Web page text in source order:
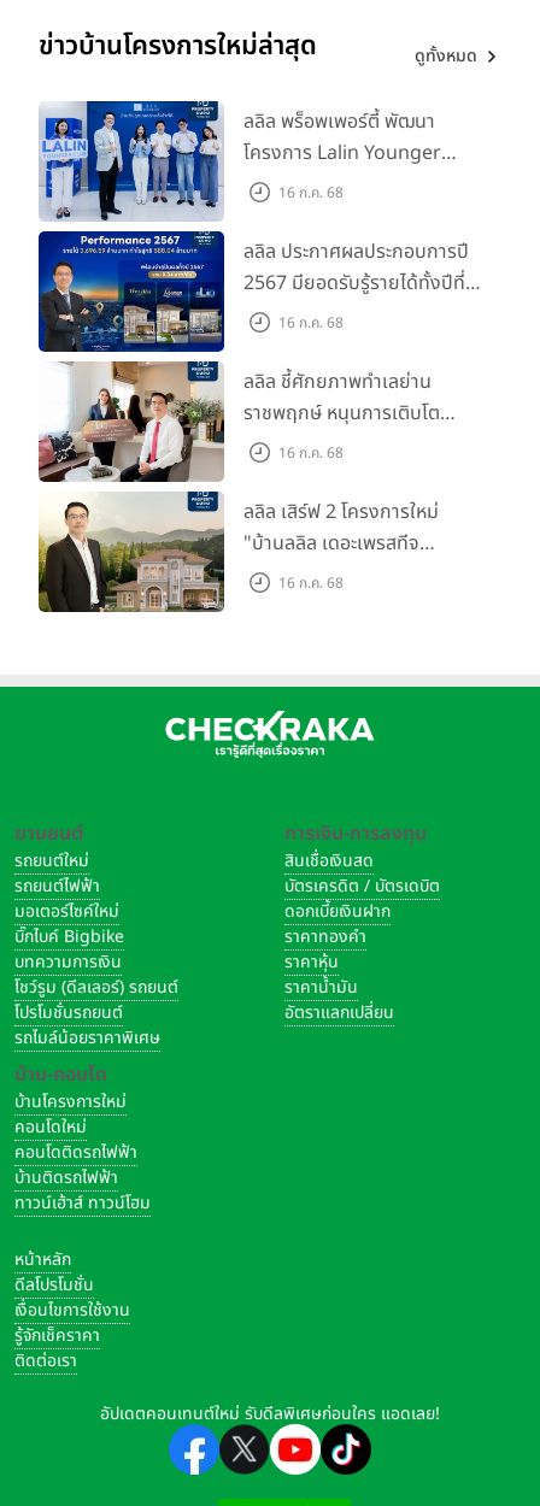
ข่าวบ้านโครงการใหม่ล่าสุด ดูทั้งหมด
ลลิล พร็อพเพอร์ตี้ พัฒนา
โครงการ Lalin Younger
Club ส่งเสริมผู้นำรุ่นใหม่
16 ก.ค. 68
ลลิล ประกาศผลประกอบการปี
2567 มียอดรับรู้รายได้ทั้งปีที่
3,696.59 ล้านบาท กำไรสุทธิ
ปันผลทั้งปี 2567 รวม 0.34
บาท/หุ้น
16 ก.ค. 68
ลลิล ชี้ศักยภาพทำเลย่าน
ราชพฤกษ์ หนุนการเติบโต
ตลาดที่อยู่อาศัย พร้อมเปิดตัว
ราชพฤกษ์-345" มูลค่า 600
ลบ.
16 ก.ค. 68
ลลิล เสิร์ฟ 2 โครงการใหม่
"บ้านลลิล เดอะเพรสทีจ
ราชบุรี" และ "ไลโอ ราชบุรี"
16 ก.ค. 68
ยานยนต์
รถยนต์ใหม่
รถยนต์ไฟฟ้า
มอเตอร์ไซค์ใหม่
บิ๊กไบค์ Bigbike
บทความการเงิน
โชว์รูม (ดีลเลอร์) รถยนต์
โปรโมชั่นรถยนต์
รถไมล์น้อยราคาพิเศษ
บ้าน-คอนโด
บ้านโครงการใหม่
คอนโดใหม่
คอนโดติดรถไฟฟ้า
บ้านติดรถไฟฟ้า
ทาวน์เฮ้าส์ ทาวน์โฮม
การเงิน-การลงทุน
สินเชื่อเงินสด
บัตรเครดิต / บัตรเดบิต
ดอกเบี้ยเงินฝาก
ราคาทองคำ
ราคาหุ้น
ราคาน้ำมัน
อัตราแลกเปลี่ยน
หน้าหลัก
ดีลโปรโมชั่น
เงื่อนไขการใช้งาน
รู้จักเช็คราคา
ติดต่อเรา
อัปเดตคอนเทนต์ใหม่ รับดีลพิเศษก่อนใคร แอดเลย!